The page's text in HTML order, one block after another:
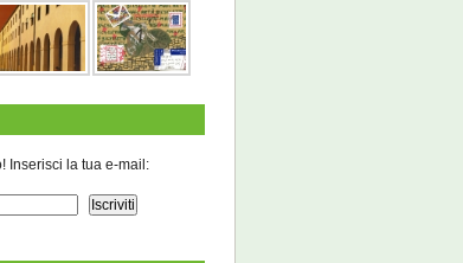
Inserisci la tua e-mail: